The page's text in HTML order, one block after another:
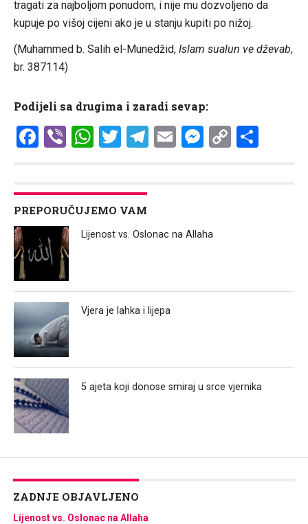
tragati za najboljom ponudom, i nije mu dozvoljeno da
kupuje po višoj cijeni ako je u stanju kupiti po nižoj.
(Muhammed b. Salih el-Munedžid, Islam sualun ve dževab,
br. 387114)
Podijeli sa drugima i zaradi sevap:
Facebook
ViberWhatsApp
Twitter
Telegram
EmailCopy
PREPORUČUJEMO VAM
Lijenost vs. Oslonac na Allaha
Vjera je lahka i lijepa
5 ajeta koji donose smiraj u srce vjernika
ZADNJE OBJAVLJENO
Lijenost vs. Oslonac na Allaha